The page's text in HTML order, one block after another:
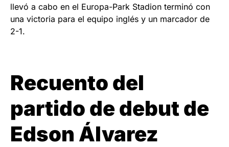
llevó a cabo en el Europa-Park Stadion terminó con
una victoria para el equipo inglés y un marcador de
2-1.
Recuento del
partido de debut de
Edson Álvarez